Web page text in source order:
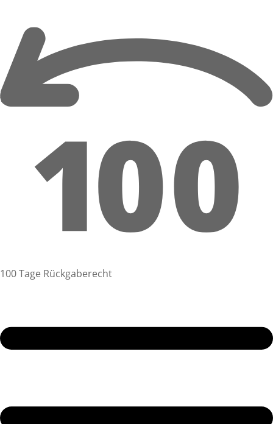
100 Tage Rückgaberecht